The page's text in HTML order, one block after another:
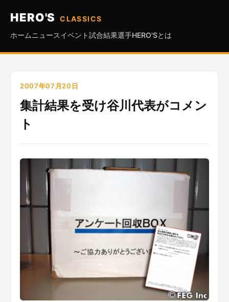
HERO'S
CLASSICS
ホーム ニュースイベント試合結果選手HERO'Sとは
2007年07月20日
集計結果を受け谷川代表がコメン
ト